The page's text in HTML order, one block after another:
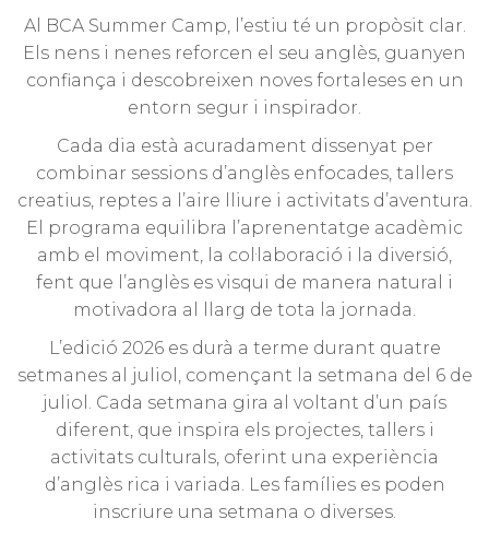
Al BCA Summer Camp, l’estiu té un propòsit clar.
Els nens i nenes reforcen el seu anglès, guanyen
confiança i descobreixen noves fortaleses en un
entorn segur i inspirador.
Cada dia està acuradament dissenyat per
combinar sessions d’anglès enfocades, tallers
creatius, reptes a l’aire lliure i activitats d’aventura.
El programa equilibra l’aprenentatge acadèmic
amb el moviment, la col·laboració i la diversió,
fent que l’anglès es visqui de manera natural i
motivadora al llarg de tota la jornada.
L’edició 2026 es durà a terme durant quatre
setmanes al juliol, començant la setmana del 6 de
juliol. Cada setmana gira al voltant d’un país
diferent, que inspira els projectes, tallers i
activitats culturals, oferint una experiència
d’anglès rica i variada. Les famílies es poden
inscriure una setmana o diverses.